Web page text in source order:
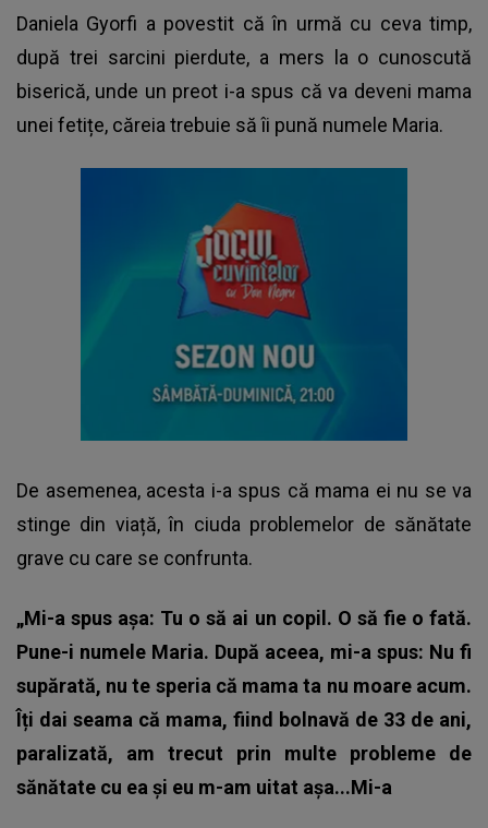
Daniela Gyorfi a povestit că în urmă cu ceva timp,
după trei sarcini pierdute, a mers la o cunoscută
biserică, unde un preot i-a spus că va deveni mama
unei fetițe, căreia trebuie să îi pună numele Maria.
De asemenea, acesta i-a spus că mama ei nu se va
stinge din viață, în ciuda problemelor de sănătate
grave cu care se confrunta.
„Mi-a spus așa: Tu o să ai un copil. O să fie o fată.
Pune-i numele Maria. După aceea, mi-a spus: Nu fi
supărată, nu te speria că mama ta nu moare acum.
Îți dai seama că mama, fiind bolnavă de 33 de ani,
paralizată, am trecut prin multe probleme de
sănătate cu ea și eu m-am uitat așa...Mi-a